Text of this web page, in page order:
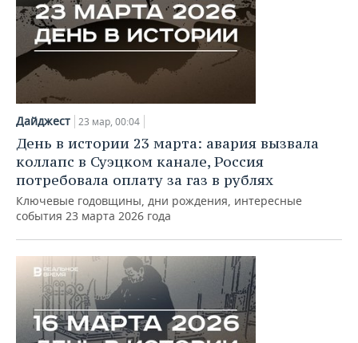
Дайджест 23 мар, 00:04
День в истории 23 марта: авария вызвала
коллапс в Суэцком канале, Россия
потребовала оплату за газ в рублях
Ключевые годовщины, дни рождения, интересные
события 23 марта 2026 года